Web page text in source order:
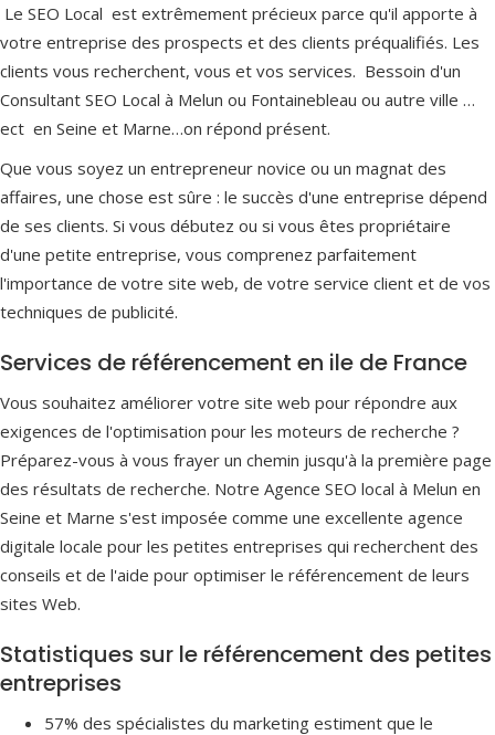
Le SEO Local est extrêmement précieux parce qu'il apporte à
votre entreprise des prospects et des clients préqualifiés. Les
clients vous recherchent, vous et vos services. Bessoin d'un
Consultant SEO Local à Melun ou Fontainebleau ou autre ville …
ect en Seine et Marne…on répond présent.
Que vous soyez un entrepreneur novice ou un magnat des
affaires, une chose est sûre : le succès d'une entreprise dépend
de ses clients. Si vous débutez ou si vous êtes propriétaire
d'une petite entreprise, vous comprenez parfaitement
l'importance de votre site web, de votre service client et de vos
techniques de publicité.
Services de référencement en ile de France
Vous souhaitez améliorer votre site web pour répondre aux
exigences de l'optimisation pour les moteurs de recherche ?
Préparez-vous à vous frayer un chemin jusqu'à la première page
des résultats de recherche. Notre Agence SEO local à Melun en
Seine et Marne s'est imposée comme une excellente agence
digitale locale pour les petites entreprises qui recherchent des
conseils et de l'aide pour optimiser le référencement de leurs
sites Web.
Statistiques sur le référencement des petites
entreprises
57% des spécialistes du marketing estiment que le